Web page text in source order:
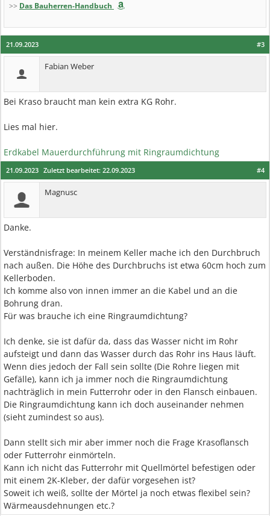
>> Das Bauherren-Handbuch
#3
21.09.2023
Fabian Weber
Bei Kraso braucht man kein extra KG Rohr.
Lies mal hier.
Erdkabel Mauerdurchführung mit Ringraumdichtung
#4
21.09.2023 Zuletzt bearbeitet: 22.09.2023
Magnusc
Danke.
Verständnisfrage: In meinem Keller mache ich den Durchbruch
nach außen. Die Höhe des Durchbruchs ist etwa 60cm hoch zum
Kellerboden.
Ich komme also von innen immer an die Kabel und an die
Bohrung dran.
Für was brauche ich eine Ringraumdichtung?
Ich denke, sie ist dafür da, dass das Wasser nicht im Rohr
aufsteigt und dann das Wasser durch das Rohr ins Haus läuft.
Wenn dies jedoch der Fall sein sollte (Die Rohre liegen mit
Gefälle), kann ich ja immer noch die Ringraumdichtung
nachträglich in mein Futterrohr oder in den Flansch einbauen.
Die Ringraumdichtung kann ich doch auseinander nehmen
(sieht zumindest so aus).
Dann stellt sich mir aber immer noch die Frage Krasoflansch
oder Futterrohr einmörteln.
Kann ich nicht das Futterrohr mit Quellmörtel befestigen oder
mit einem 2K-Kleber, der dafür vorgesehen ist?
Soweit ich weiß, sollte der Mörtel ja noch etwas flexibel sein?
Wärmeausdehnungen etc.?